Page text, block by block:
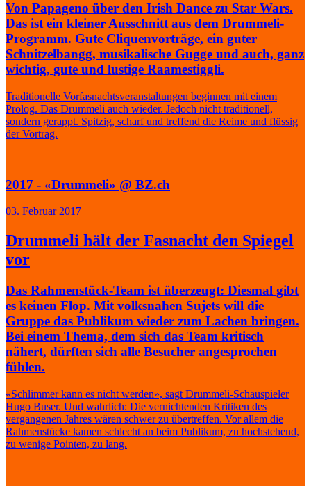
Von Papageno über den Irish Dance zu Star Wars.
Das ist ein kleiner Ausschnitt aus dem Drummeli-
Programm. Gute Cliquenvorträge, ein guter
Schnitzelbangg, musikalische Gugge und auch, ganz
wichtig, gute und lustige Raamestiggli.
Traditionelle Vorfasnachtsveranstaltungen beginnen mit einem
Prolog. Das Drummeli auch wieder. Jedoch nicht traditionell,
sondern gerappt. Spitzig, scharf und treffend die Reime und flüssig
der Vortrag.
2017 - «Drummeli» @ BZ.ch
03. Februar 2017
Drummeli hält der Fasnacht den Spiegel
vor
Das Rahmenstück-Team ist überzeugt: Diesmal gibt
es keinen Flop. Mit volksnahen Sujets will die
Gruppe das Publikum wieder zum Lachen bringen.
Bei einem Thema, dem sich das Team kritisch
nähert, dürften sich alle Besucher angesprochen
fühlen.
«Schlimmer kann es nicht werden», sagt Drummeli-Schauspieler
Hugo Buser. Und wahrlich: Die vernichtenden Kritiken des
vergangenen Jahres wären schwer zu übertreffen. Vor allem die
Rahmenstücke kamen schlecht an beim Publikum, zu hochstehend,
zu wenige Pointen, zu lang.